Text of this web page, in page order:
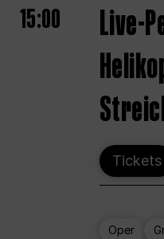
15:00
Live-
Tickets
Oper